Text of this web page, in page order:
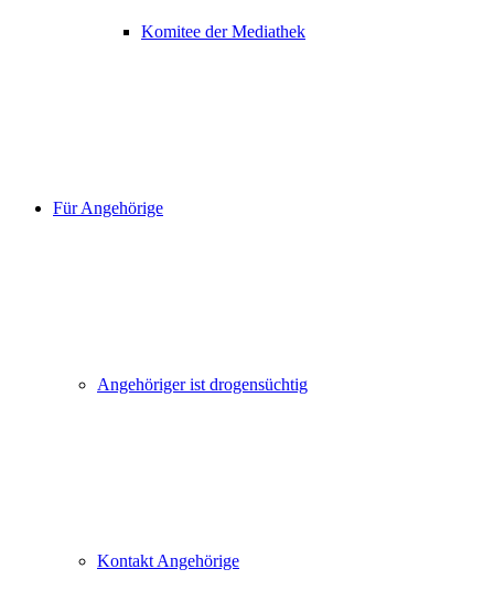
Komitee der Mediathek
Für Angehörige
Angehöriger ist drogensüchtig
Kontakt Angehörige